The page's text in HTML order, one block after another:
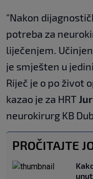
"Nakon
potreba za
liječenjem.
je smješten u
Riječ je o po život
kazao je za HRT
neurokirurg KB
PROČITAJTE